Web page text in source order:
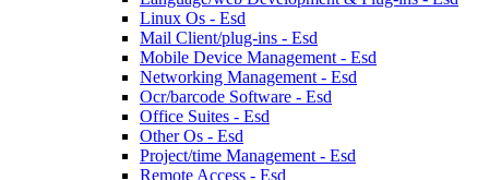
Linux Os - Esd
Mail Client/plug-ins - Esd
Mobile Device Management - Esd
Networking Management - Esd
Ocr/barcode Software - Esd
Office Suites - Esd
Other Os - Esd
Project/time Management - Esd
Remote Access - Esd